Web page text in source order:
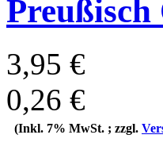
3,95 €
0,26 €
(Inkl. 7% MwSt. ; zzgl.